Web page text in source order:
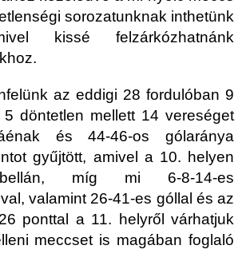
sorozatunknak inthetünk
kissé felzárkózhatnánk
az eddigi 28 fordulóban 9
döntetlen mellett 14 vereséget
és 44-46-os gólaránya
gyűjtött, amivel a 10. helyen
míg mi 6-8-14-es
valamint 26-41-es góllal és az
ponttal a 11. helyről várhatjuk
meccset is magában foglaló